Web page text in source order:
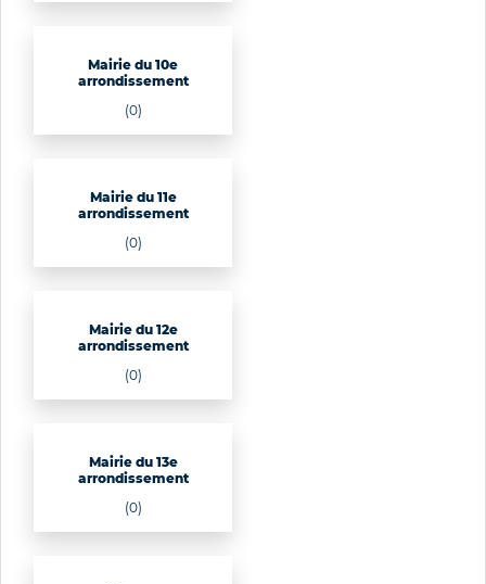
Mairie du 10e
arrondissement
(0)
Mairie du 11e
arrondissement
(0)
Mairie du 12e
arrondissement
(0)
Mairie du 13e
arrondissement
(0)